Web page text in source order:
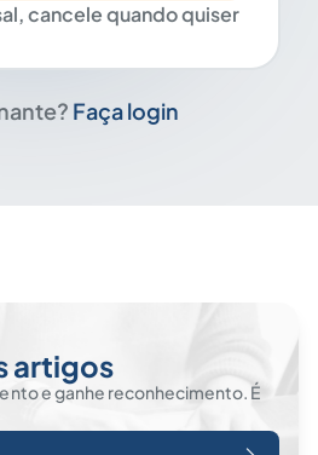
cancele quando quiser
Faça login
artigos
e ganhe reconhecimento. É